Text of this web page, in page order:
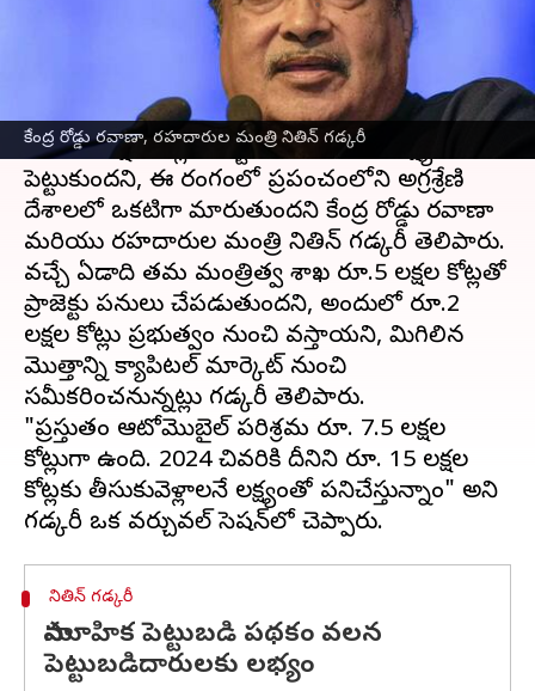
కేంద్ర రోడ్డు రవాణా, రహదారుల మంత్రి నితిన్ గడ్కరీ
Dec 29, 2022 12:02 pm
భారతదేశం ఆటోమొబైల్ పరిశ్రమ 2024 చివరి నాటికి
రూ. 15 లక్షల కోట్లకు రెట్టింపు చేయాలని లక్ష్యంగా
పెట్టుకుందని, ఈ రంగంలో ప్రపంచంలోని అగ్రశ్రేణి
దేశాలలో ఒకటిగా మారుతుందని కేంద్ర రోడ్డు రవాణా
మరియు రహదారుల మంత్రి నితిన్ గడ్కరీ తెలిపారు.
వచ్చే ఏడాది తమ మంత్రిత్వ శాఖ రూ.5 లక్షల కోట్లతో
ప్రాజెక్టు పనులు చేపడుతుందని, అందులో రూ.2
లక్షల కోట్లు ప్రభుత్వం నుంచి వస్తాయని, మిగిలిన
మొత్తాన్ని క్యాపిటల్ మార్కెట్ నుంచి
సమీకరించనున్నట్లు గడ్కరీ తెలిపారు.
"ప్రస్తుతం ఆటోమొబైల్ పరిశ్రమ రూ. 7.5 లక్షల
కోట్లుగా ఉంది. 2024 చివరికి దీనిని రూ. 15 లక్షల
కోట్లకు తీసుకువెళ్లాలనే లక్ష్యంతో పనిచేస్తున్నాం" అని
నితిన్ గడ్కరీ
సామూహిక పెట్టుబడి పథకం వలన
పెట్టుబడిదారులకు లభ్యం